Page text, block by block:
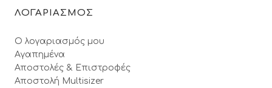
ΛΟΓΑΡΙΑΣΜΟΣ
Ο λογαριασμός μου
Αγαπημένα
Αποστολές & Επιστροφές
Αποστολή Multisizer